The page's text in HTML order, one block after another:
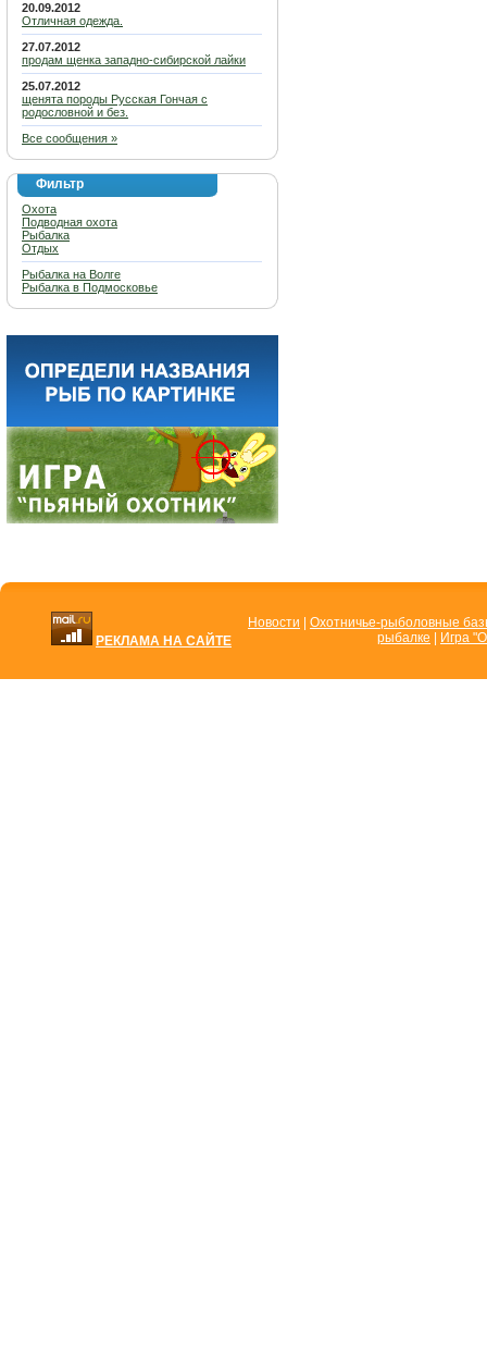
20.09.2012
Отличная одежда.
27.07.2012
продам щенка западно-сибирской лайки
25.07.2012
щенята породы Русская Гончая с
родословной и без.
Все сообщения »
Фильтр
Охота
Подводная охота
Рыбалка
Отдых
Рыбалка на Волге
Рыбалка в Подмосковье
РЕКЛАМА НА САЙТЕ
Новости
Охотничье-рыболовные
рыбалке
Игра